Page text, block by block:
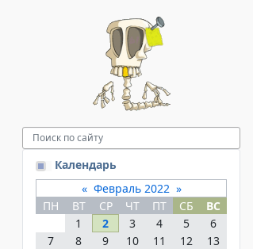
Календарь
« Февраль 2022 »
ПН
ВТ СР ЧТ ПТ СБ
ВС
1
2 3 4 5
6
7
8 9 10 11 12
13